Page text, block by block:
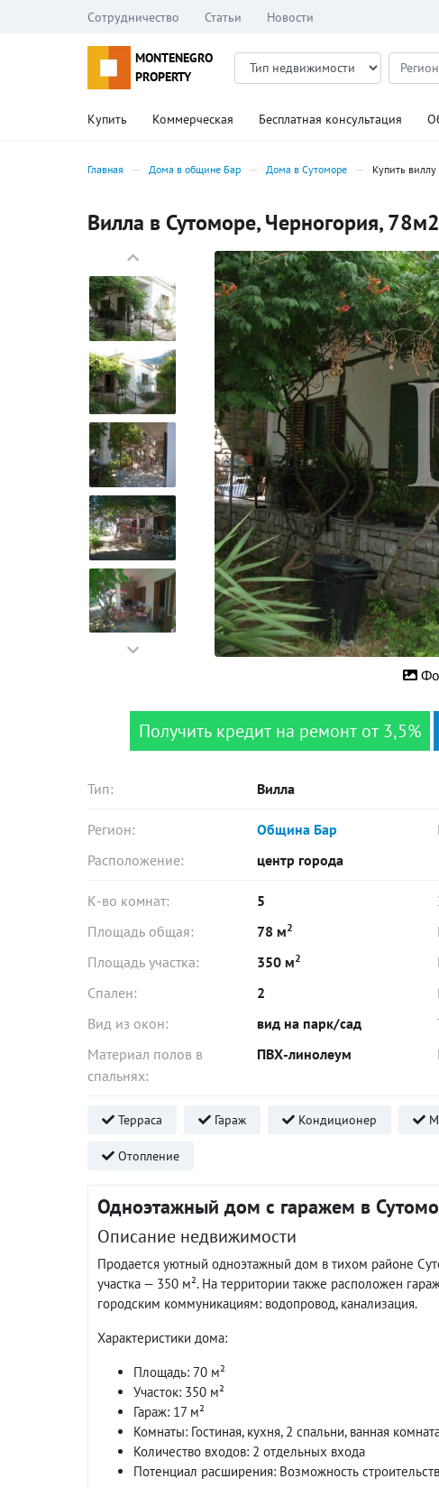
Сотрудничество Статьи Новости
MONTENEGRO
PROPERTY
Купить Коммерческая Бесплатная консультация
Главная Дома в общине Бар Дома в Сутоморе Купить
Вилла в Сутоморе, Черногория,
Получить кредит на ремонт от 3,5%
Тип: Вилла
Регион: Община Бар
Расположение:
центр города
К-во комнат: 5
Площадь общая:
78 м2
Площадь участка: 350 м2
Спален:
2
Вид из окон:
вид на парк/сад
Материал полов в
спальнях:
ПВХ-линолеум
Терраса Гараж Кондиционер
Отопление
Одноэтажный дом с гаражем в
Описание недвижимости
Продается уютный одноэтажный дом в тихом районе
участка — 350 м². На территории также расположен
городским коммуникациям: водопровод, канализация.
Характеристики дома:
Площадь: 70 м²
Участок: 350 м²
Гараж: 17 м²
Комнаты: Гостиная, кухня, 2 спальни, ванная
Количество входов: 2 отдельных входа
Потенциал расширения: Возможность